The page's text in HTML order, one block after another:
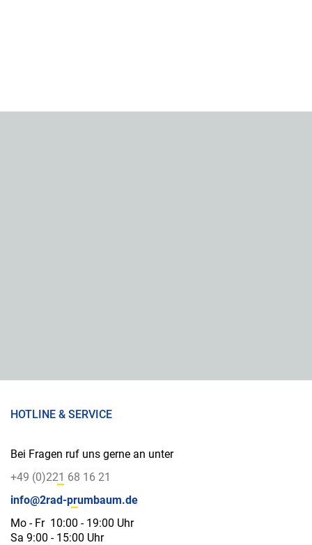
HOTLINE & SERVICE
Bei Fragen ruf uns gerne an unter
+49 (0)221 68 16 21
info@2rad-prumbaum.de
Mo - Fr 10:00 - 19:00 Uhr
Sa 9:00 - 15:00 Uhr